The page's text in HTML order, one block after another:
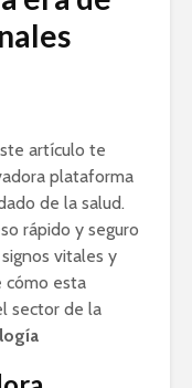
artículo te
plataforma
de la salud.
rápido y seguro
vitales y
cómo esta
sector de la